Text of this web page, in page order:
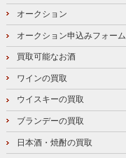
オークション
オークション申込みフォーム
買取可能なお酒
ワインの買取
ウイスキーの買取
ブランデーの買取
日本酒・焼酎の買取